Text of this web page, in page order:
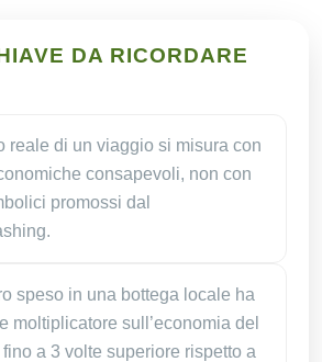
DA RICORDARE
reale di un viaggio si misura con
consapevoli, non con
promossi dal
speso in una bottega locale ha
moltiplicatore sull’economia del
a 3 volte superiore rispetto a